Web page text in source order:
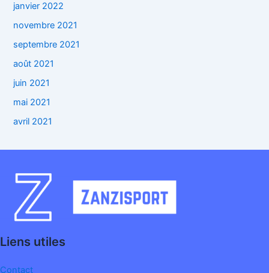
janvier 2022
novembre 2021
septembre 2021
août 2021
juin 2021
mai 2021
avril 2021
Liens utiles
Contact